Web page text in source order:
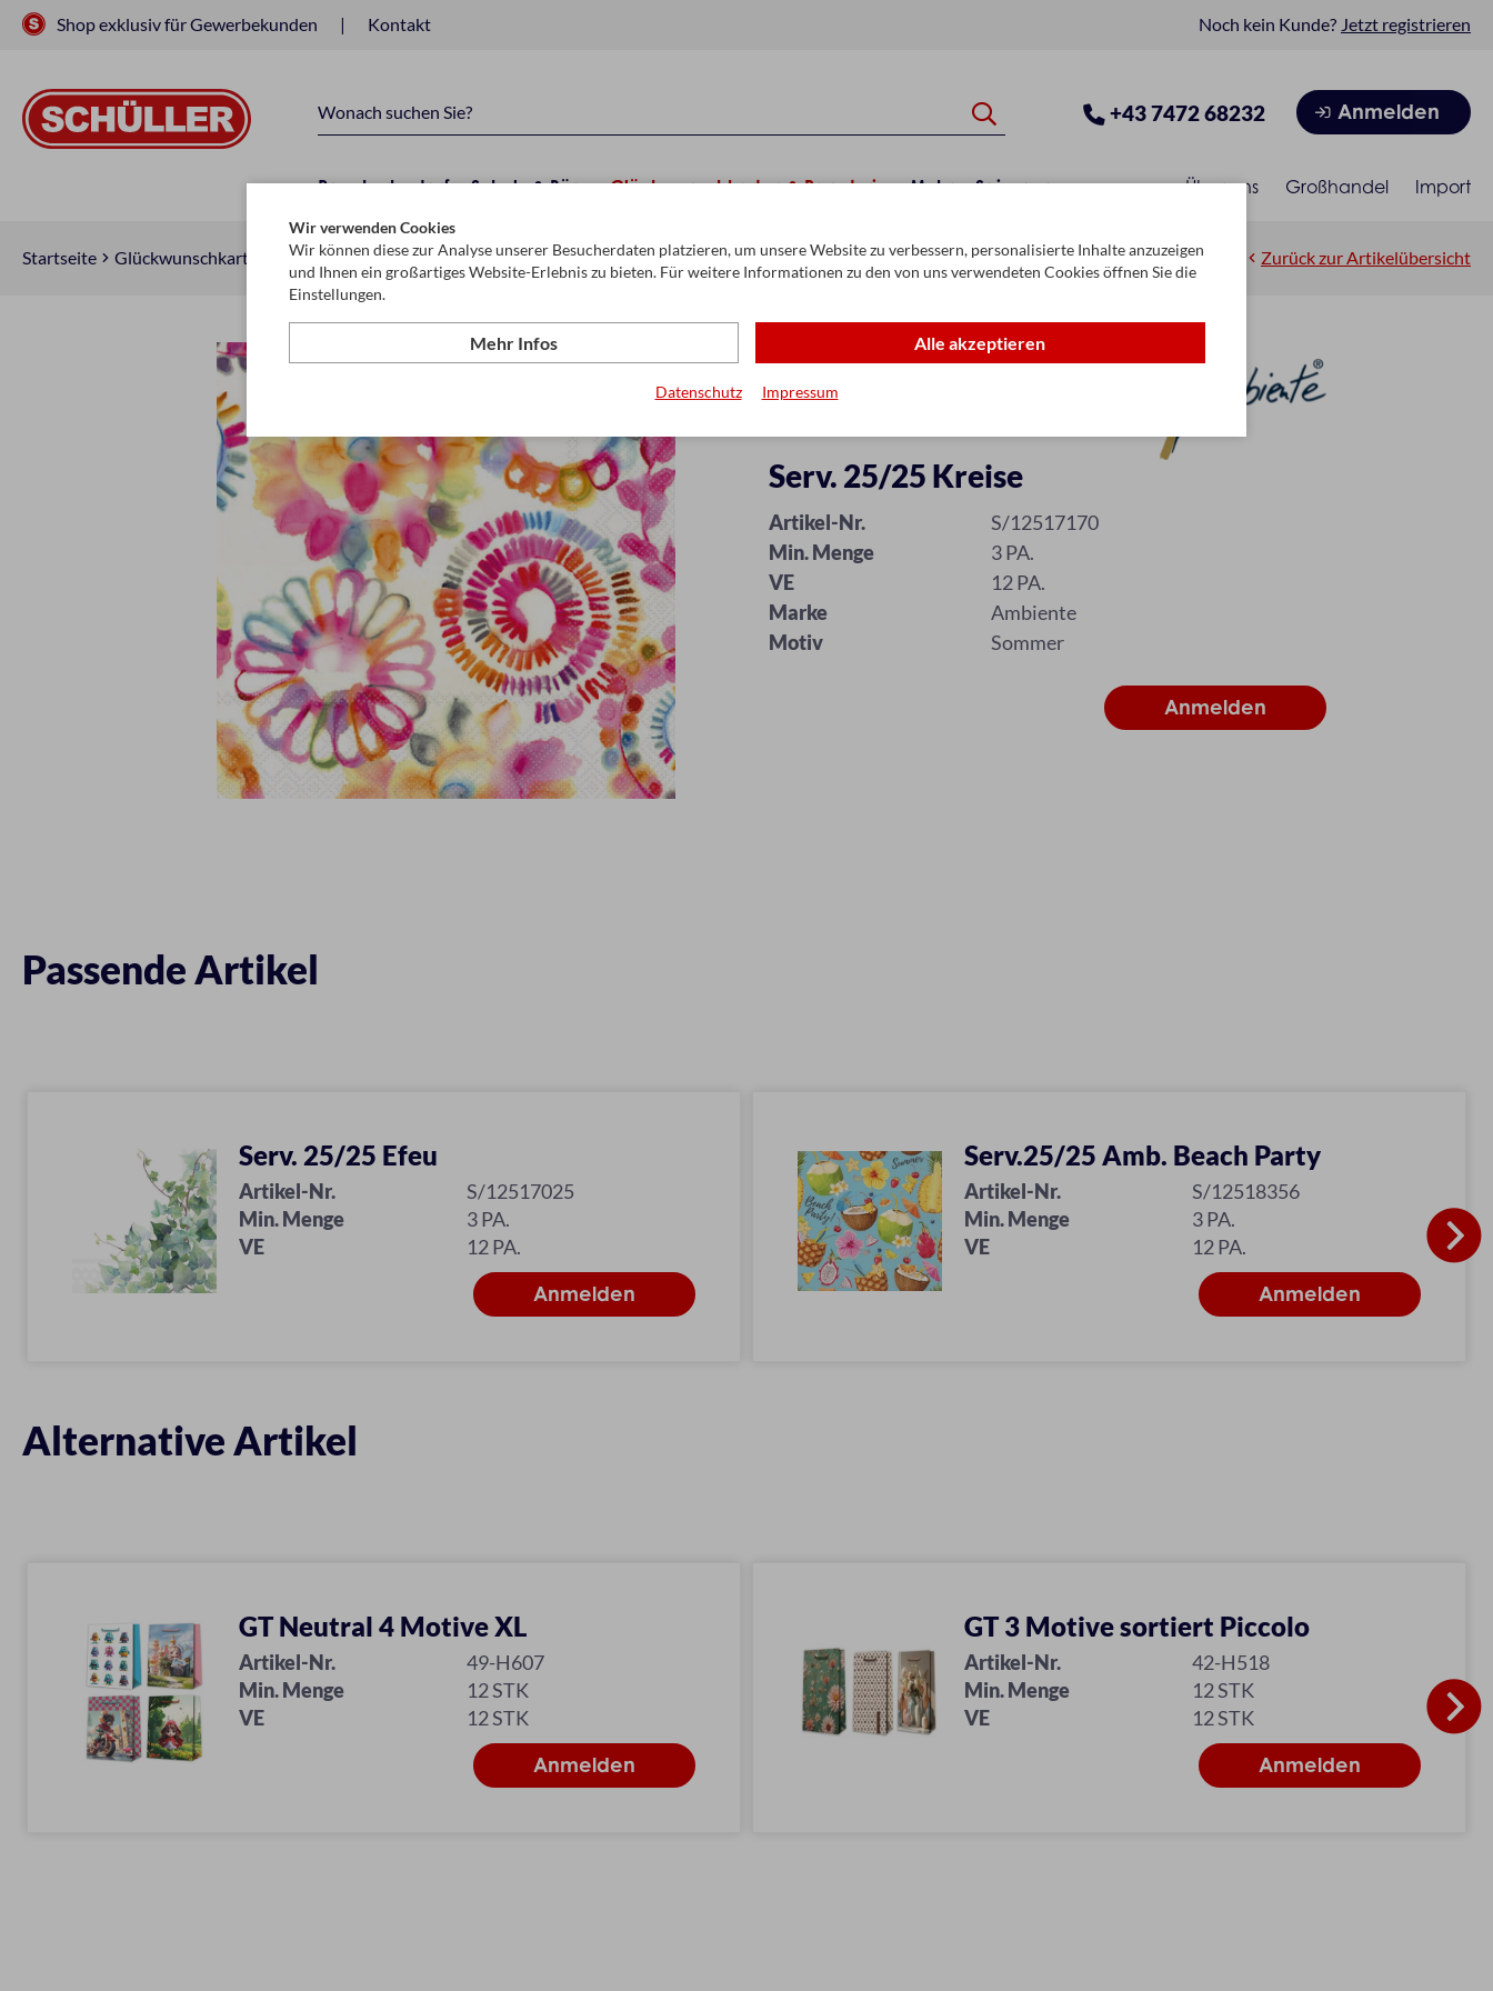
Shop exklusiv für Gewerbekunden Kontakt Noch kein Kunde? Jetzt registrieren
+43 7472 68232 Anmelden
Raucherbedarf Schule & Büro Glückwunschkarten & Papeterie Mehr Saisonen Über uns Großhandel Import
Startseite Glückwunschkarten & Papeterie Servietten Servietten 25 x 25 cm Zurück zur Artikelübersicht
Serv. 25/25 Kreise
Artikel-Nr.
S/12517170
Min. Menge
3 PA.
VE
12 PA.
Marke
Ambiente
Motiv
Sommer
Passende Artikel
Serv. 25/25 Efeu
Artikel-Nr.
S/12517025
Min. Menge
3 PA.
VE
12 PA.
Serv.25/25 Amb. Beach Party
Artikel-Nr.
S/12518356
Min. Menge
3 PA.
VE
12 PA.
Alternative Artikel
GT Neutral 4 Motive XL
Artikel-Nr.
49-H607
Min. Menge
12 STK
VE
12 STK
GT 3 Motive sortiert Piccolo
Artikel-Nr.
42-H518
Min. Menge
12 STK
VE
12 STK
Wir verwenden Cookies
Wir können diese zur Analyse unserer Besucherdaten platzieren, um unsere Website zu verbessern, personalisierte Inhalte anzuzeigen
und Ihnen ein großartiges Website-Erlebnis zu bieten. Für weitere Informationen zu den von uns verwendeten Cookies öffnen Sie die
Einstellungen.
Mehr Infos Alle akzeptieren
Datenschutz Impressum